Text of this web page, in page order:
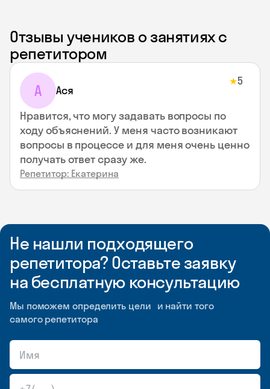
Отзывы учеников о занятиях с
репетитором
А Ася
★5
Нравится, что могу задавать вопросы по
ходу объяснений. У меня часто возникают
вопросы в процессе и для меня очень ценно
получать ответ сразу же.
Репетитор: Екатерина
Не нашли подходящего
репетитора? Оставьте заявку
на бесплатную консультацию
Мы поможем определить цели и найти того
самого репетитора